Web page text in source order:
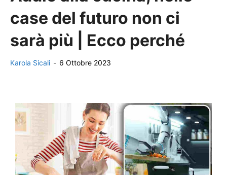
case del futuro non ci
sarà più | Ecco perché
Karola Sicali - 6 Ottobre 2023